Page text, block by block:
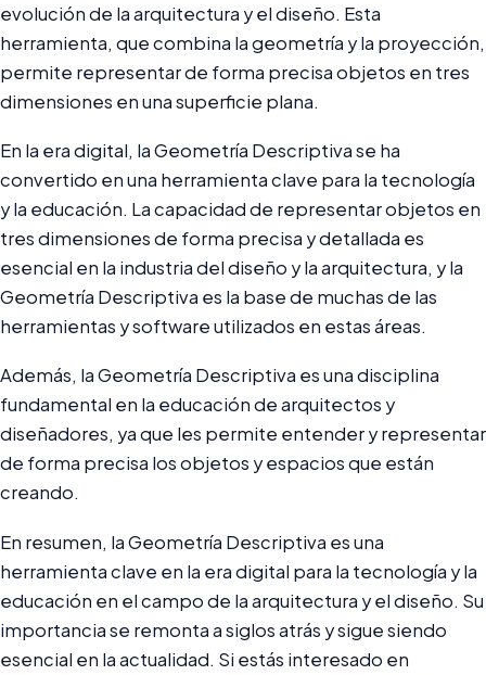
evolución de la arquitectura y el diseño. Esta
herramienta, que combina la geometría y la proyección,
permite representar de forma precisa objetos en tres
dimensiones en una superficie plana.
En la era digital, la Geometría Descriptiva se ha
convertido en una herramienta clave para la tecnología
y la educación. La capacidad de representar objetos en
tres dimensiones de forma precisa y detallada es
esencial en la industria del diseño y la arquitectura, y la
Geometría Descriptiva es la base de muchas de las
herramientas y software utilizados en estas áreas.
Además, la Geometría Descriptiva es una disciplina
fundamental en la educación de arquitectos y
diseñadores, ya que les permite entender y representar
de forma precisa los objetos y espacios que están
creando.
En resumen, la Geometría Descriptiva es una
herramienta clave en la era digital para la tecnología y la
educación en el campo de la arquitectura y el diseño. Su
importancia se remonta a siglos atrás y sigue siendo
esencial en la actualidad. Si estás interesado en